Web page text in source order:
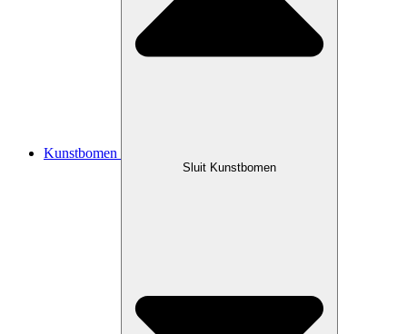
Kunstbomen
Sluit Kunstbomen